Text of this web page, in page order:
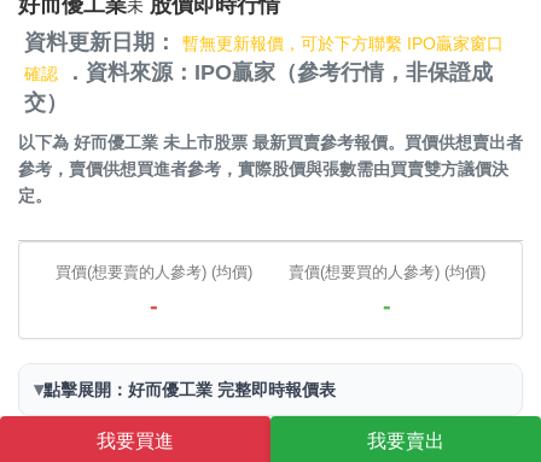
好而優工業未 股價即時行情
資料更新日期：
暫無更新報價，可於下方聯繫 IPO贏家窗口
確認
．資料來源：IPO贏家（參考行情，非保證成
交）
以下為 好而優工業 未上市股票 最新買賣參考報價。買價供想賣出者
參考，賣價供想買進者參考，實際股價與張數需由買賣雙方議價決
定。
買價(想要賣的人參考) (均價)
-
賣價(想要買的人參考) (均價)
-
▾點擊展開：好而優工業 完整即時報價表
我要買進
我要賣出